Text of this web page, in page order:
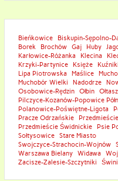
Bieńkowice
Biskupin-Sępolno-
Borek
Brochów Gaj Huby
Karłowice-Różanka
Klecina
Krzyki-Partynice
Księże Kuźniki
Lipa Piotrowska
Maślice
Muchobór Wielki
Nadodrze
Osobowice-Rędzin
Ołbin
Pilczyce-Kozanów-Popowice
Polanowice-Poświętne-Ligota
Pracze Odrzańskie
Przedmieście Świdnickie
Psie
Sołtysowice
Stare Miasto
Swojczyce-Strachocin-Wojnów
Warszawa Bielany
Widawa
Zacisze-Zalesie-Szczytniki